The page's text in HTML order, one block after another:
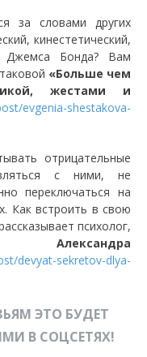
за словами других
кинестетический,
Джемса Бонда? Вам
«Больше чем
жестами и
evgenia-shestakova-
отрицательные
с ними, не
переключаться на
Как встроить в свою
психолог,
Александра
devyat-sekretov-dlya-
ЭТО БУДЕТ
В СОЦСЕТЯХ!